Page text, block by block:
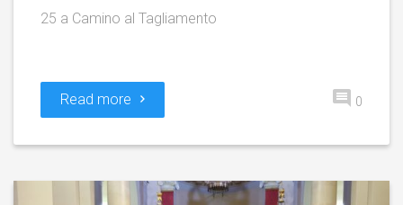
25 a Camino al Tagliamento
Read more 0